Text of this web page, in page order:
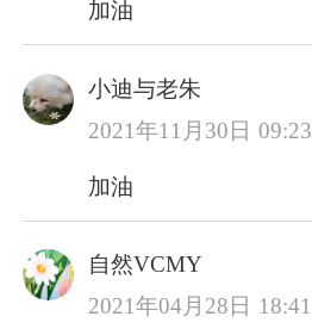
加油
小迪与老朱
2021年11月30日 09:23
加油
自然VCMY
2021年04月28日 18:41